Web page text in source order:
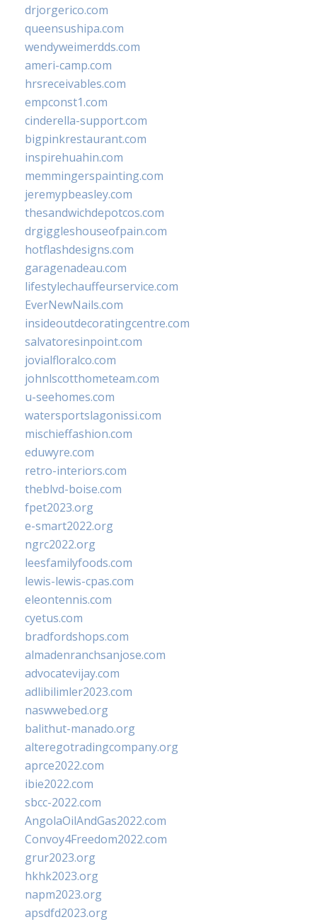
drjorgerico.com
queensushipa.com
wendyweimerdds.com
ameri-camp.com
hrsreceivables.com
empconst1.com
cinderella-support.com
bigpinkrestaurant.com
inspirehuahin.com
memmingerspainting.com
jeremypbeasley.com
thesandwichdepotcos.com
drgiggleshouseofpain.com
hotflashdesigns.com
garagenadeau.com
lifestylechauffeurservice.com
EverNewNails.com
insideoutdecoratingcentre.com
salvatoresinpoint.com
jovialfloralco.com
johnlscotthometeam.com
u-seehomes.com
watersportslagonissi.com
mischieffashion.com
eduwyre.com
retro-interiors.com
theblvd-boise.com
fpet2023.org
e-smart2022.org
ngrc2022.org
leesfamilyfoods.com
lewis-lewis-cpas.com
eleontennis.com
cyetus.com
bradfordshops.com
almadenranchsanjose.com
advocatevijay.com
adlibilimler2023.com
naswwebed.org
balithut-manado.org
alteregotradingcompany.org
aprce2022.com
ibie2022.com
sbcc-2022.com
AngolaOilAndGas2022.com
Convoy4Freedom2022.com
grur2023.org
hkhk2023.org
napm2023.org
apsdfd2023.org